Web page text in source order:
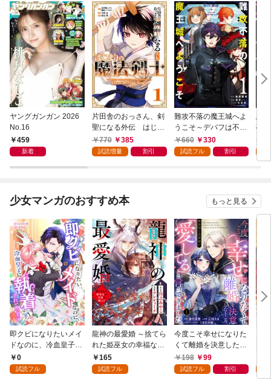
ヤングガンガン 2026
No.16
459
新着
片田舎のおっさん、剣
聖になる外伝 はじま
りの魔法剣士 1巻
770 385
試読増量 割引
難攻不落の魔王城へよ
うこそ～デバフは不要
と勇者パーティーを追
い出された黒魔導士、
660 330
試読フル 割引
悪
破
叩
つ
か
少女マンガのおすすめ本 もっと見る
即クビになりたいメイ
ドなのに、冷血皇子に
執着されています第1
話
0
試読フル
龍神の最愛婚 ～捨てら
れた姫巫女の幸福な嫁
入り～: 1
165
試読フル
今度こそ幸せになりた
くて離婚を決意したと
ころ、無表情な旦那様
が「愛してる」と言っ
198 99
試読フル 割引